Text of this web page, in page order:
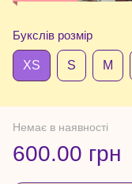
Букслів розмір
XS S М
Немає в наявності
600.00 грн